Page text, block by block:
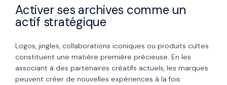
Activer ses archives comme un
actif stratégique
Logos, jingles, collaborations iconiques ou produits cultes
constituent une matière première précieuse. En les
associant à des partenaires créatifs actuels, les marques
peuvent créer de nouvelles expériences à la fois